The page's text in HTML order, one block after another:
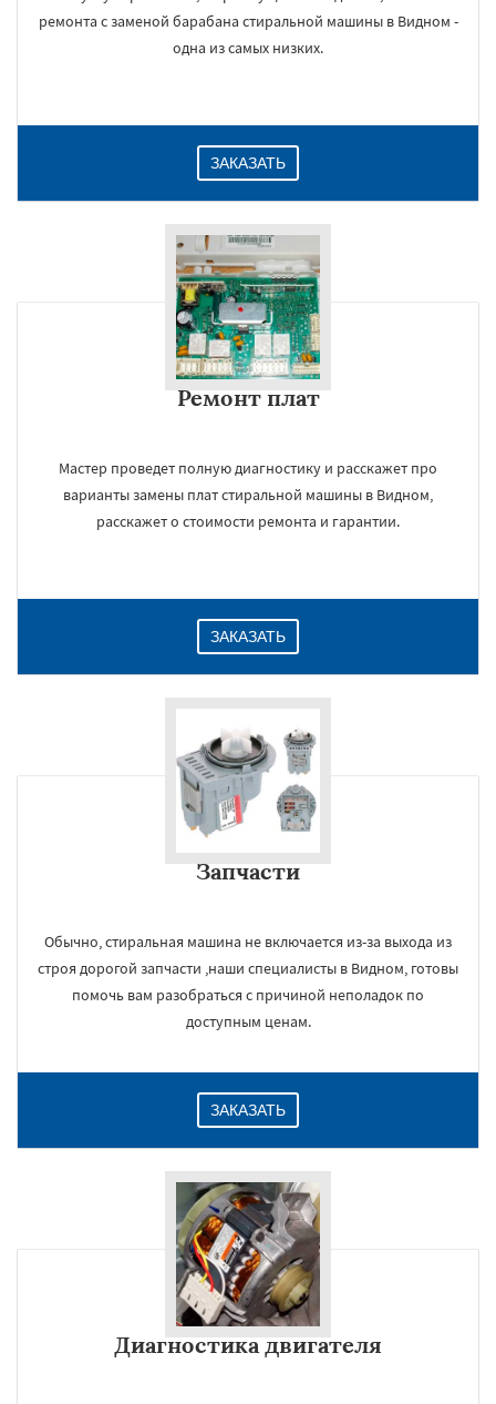
ремонта с заменой барабана стиральной машины в Видном -
одна из самых низких.
ЗАКАЗАТЬ
Ремонт плат
Мастер проведет полную диагностику и расскажет про
варианты замены плат стиральной машины в Видном,
расскажет о стоимости ремонта и гарантии.
ЗАКАЗАТЬ
Запчасти
Обычно, стиральная машина не включается из-за выхода из
строя дорогой запчасти ,наши специалисты в Видном, готовы
помочь вам разобраться с причиной неполадок по
доступным ценам.
ЗАКАЗАТЬ
Диагностика двигателя